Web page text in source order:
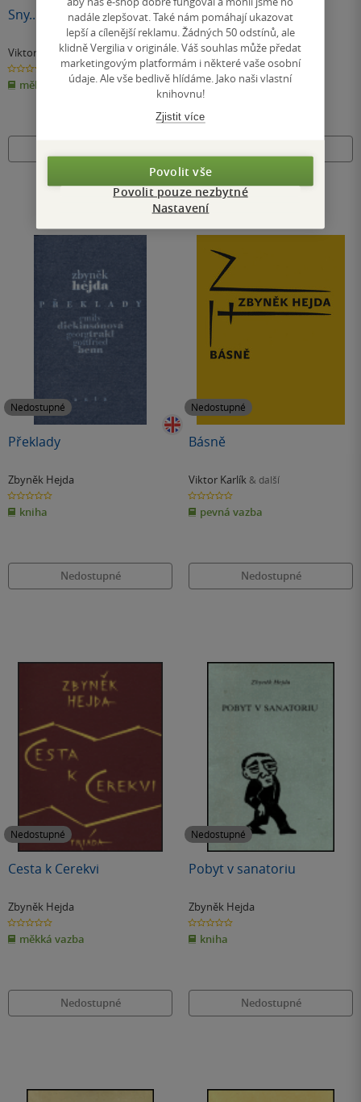
Sny...
Viktor Karlík,Zbyněk Hejda
0.0
z
5
hvězdiček
měkká vazba
Nikoho tam nepotkám
Zbyněk Hejda
0.0
z
5
hvězdiček
kniha
Nedostupné
Překlady
Zbyněk Hejda
0.0
z
5
hvězdiček
kniha
Nedostupné
Nedostupné
Básně
Viktor Karlík & další
0.0
z
5
hvězdiček
pevná vazba
Nedostupné
Nedostupné
Cesta k Cerekvi
Zbyněk Hejda
0.0
z
5
hvězdiček
měkká vazba
Nedostupné
Nedostupné
Pobyt v sanatoriu
Zbyněk Hejda
0.0
z
5
hvězdiček
kniha
Nedostupné
nadále zlepšovat. Také nám pomáhají ukazovat
lepší a cílenější reklamu. Žádných 50 odstínů, ale
klidně Vergilia v originále. Váš souhlas může předat
marketingovým platformám i některé vaše osobní
údaje. Ale vše bedlivě hlídáme. Jako naši vlastní
knihovnu!
Zjistit více
Povolit vše
Povolit pouze nezbytné
Nastavení